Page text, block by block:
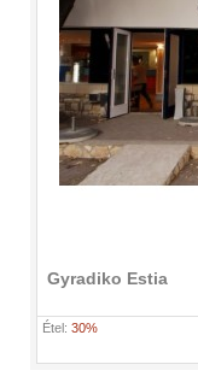
Gyradiko Estia
Étel: 30%